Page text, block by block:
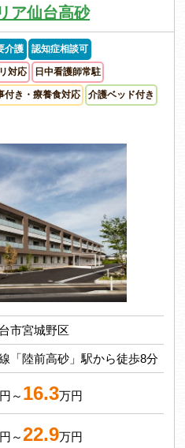
ア仙台高砂
介護 認知症相談可
対応 日中看護師常駐
付き・療養食対応 介護ベッド付き
市宮城野区
「陸前高砂」駅から徒歩8分
～ 16.3万円
～22.9万円